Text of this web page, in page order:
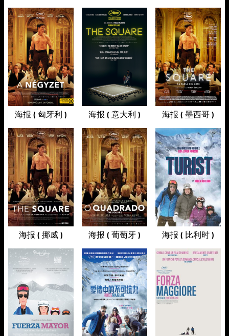
海报 ( 匈牙利 ) 海报 ( 意大利 ) 海报 ( 墨西哥 )
海报 ( 挪威 ) 海报 ( 葡萄牙 ) 海报 ( 比利时 )